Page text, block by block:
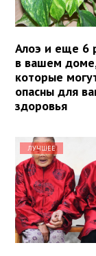
Алоэ и еще 6
в вашем
которые
опасны для
здоровья
ЛУЧШЕЕ